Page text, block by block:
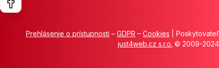
Prehlásenie o prístupnosti – GDPR – Cookies | Poskytovateľ
just4web.cz s.r.o. © 2009-2024